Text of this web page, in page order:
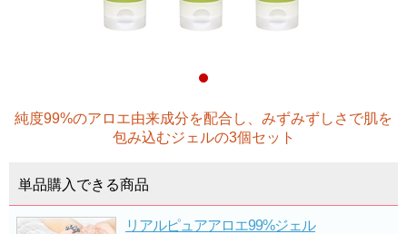
純度99%のアロエ由来成分を配合し、みずみずしさで肌を
包み込むジェルの3個セット
単品購入できる商品
リアルピュアアロエ99%ジェル